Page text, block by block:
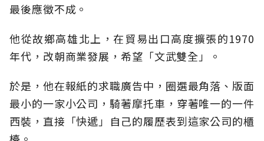
最後應徵不成。
他從故鄉高雄北上，在貿易出口高度擴張的1970
年代，改朝商業發展，希望「文武雙全」。
於是，他在報紙的求職廣告中，圈選最角落、版面
最小的一家小公司，騎著摩托車，穿著唯一的一件
西裝，直接「快遞」自己的履歷表到這家公司的櫃